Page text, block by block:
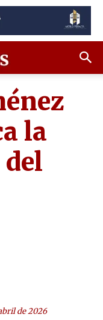
la
de 2026